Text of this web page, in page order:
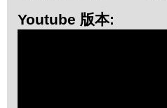
Youtube 版本: